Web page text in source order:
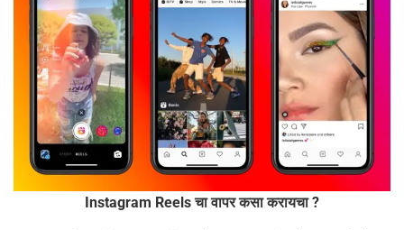
Instagram Reels चा वापर कसा करायचा ?